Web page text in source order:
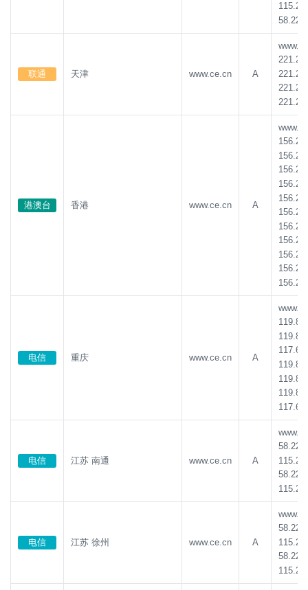
联通 天津 www.ce.cn A
港澳台 香港 www.ce.cn A
电信 重庆 www.ce.cn A
电信 江苏 南通 www.ce.cn A
电信 江苏 徐州 www.ce.cn A